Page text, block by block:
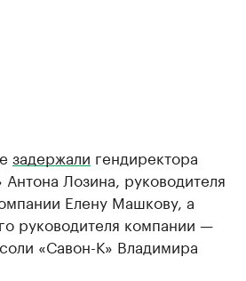
задержали гендиректора
Антона Лозина, руководителя
Елену Машкову, а
руководителя компании —
«Савон-К» Владимира